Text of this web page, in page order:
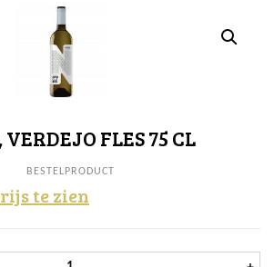
FLES 75 CL
BESTELPRODUCT
te zien
Nanclares, Verdejo fles 75 cl aantal